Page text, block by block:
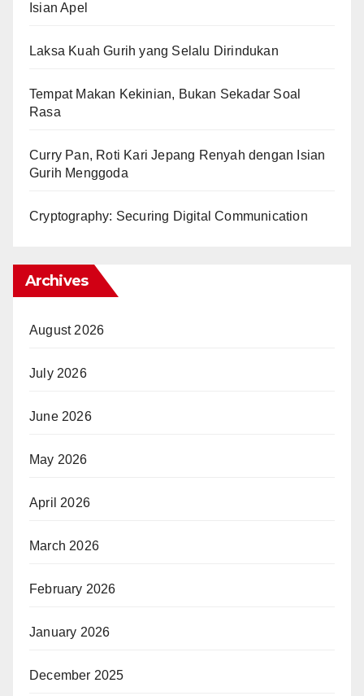
Isian Apel
Laksa Kuah Gurih yang Selalu Dirindukan
Tempat Makan Kekinian, Bukan Sekadar Soal
Rasa
Curry Pan, Roti Kari Jepang Renyah dengan Isian
Gurih Menggoda
Cryptography: Securing Digital Communication
Archives
August 2026
July 2026
June 2026
May 2026
April 2026
March 2026
February 2026
January 2026
December 2025